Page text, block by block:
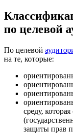
по целевой
По целевой
на те, которые:
среду,
защиты прав